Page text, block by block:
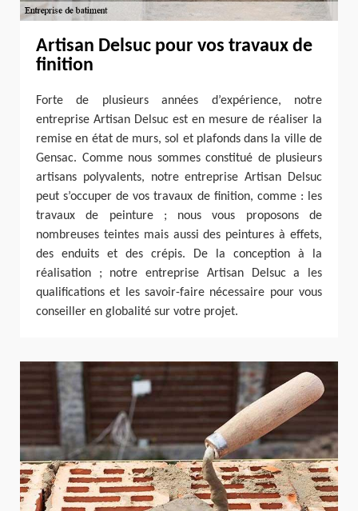
Artisan Delsuc pour vos travaux de
finition
Forte de plusieurs années d’expérience, notre
entreprise Artisan Delsuc est en mesure de réaliser la
remise en état de murs, sol et plafonds dans la ville de
Gensac. Comme nous sommes constitué de plusieurs
artisans polyvalents, notre entreprise Artisan Delsuc
peut s’occuper de vos travaux de finition, comme : les
travaux de peinture ; nous vous proposons de
nombreuses teintes mais aussi des peintures à effets,
des enduits et des crépis. De la conception à la
réalisation ; notre entreprise Artisan Delsuc a les
qualifications et les savoir-faire nécessaire pour vous
conseiller en globalité sur votre projet.